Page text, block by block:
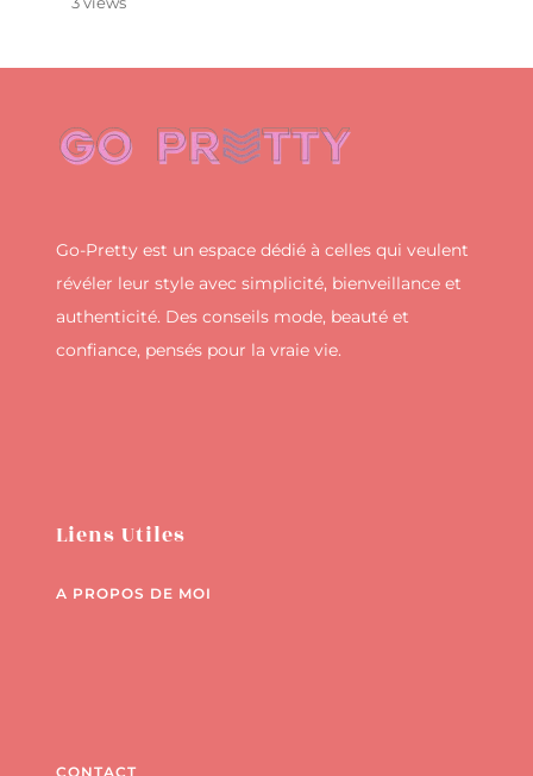
Go-Pretty est un espace dédié à celles qui veulent
révéler leur style avec simplicité, bienveillance et
authenticité. Des conseils mode, beauté et
confiance, pensés pour la vraie vie.
Liens Utiles
A PROPOS DE MOI
CONTACT